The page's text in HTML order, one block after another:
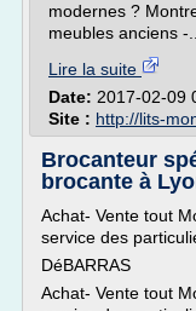
modernes ?
meubles anciens -...
Lire la suite
Date: 2017-02-09
Site : http://lits-
Brocanteur
brocante à
Achat- Vente tout
service des
DéBARRAS
Achat- Vente tout